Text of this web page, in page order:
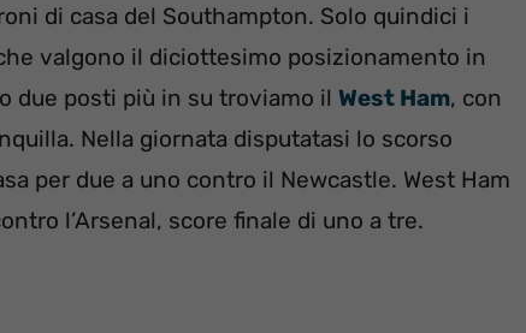
di casa del Southampton. Solo quindici i
valgono il diciottesimo posizionamento in
due posti più in su troviamo il West Ham, con
Nella giornata disputatasi lo scorso
per due a uno contro il Newcastle. West Ham
l’Arsenal, score finale di uno a tre.